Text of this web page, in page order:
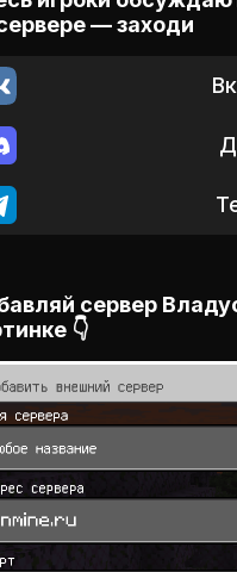
— заходи
сервер
👇